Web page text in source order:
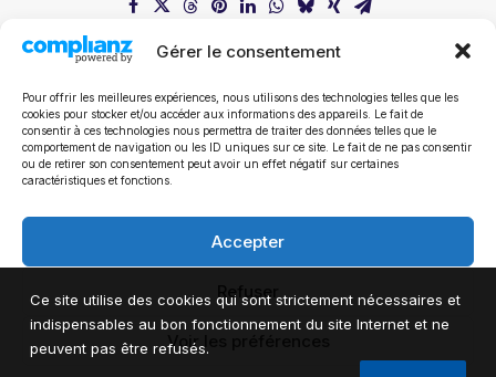
Gérer le consentement
Pour offrir les meilleures expériences, nous utilisons des technologies telles que les
cookies pour stocker et/ou accéder aux informations des appareils. Le fait de
consentir à ces technologies nous permettra de traiter des données telles que le
comportement de navigation ou les ID uniques sur ce site. Le fait de ne pas consentir
ou de retirer son consentement peut avoir un effet négatif sur certaines
caractéristiques et fonctions.
Accepter
Refuser
Voir les préférences
Tous les communiqués de presse
© 2024 Mathieu Michel.Tous droits réservés.
Ce site utilise des cookies qui sont strictement nécessaires et
indispensables au bon fonctionnement du site Internet et ne
peuvent pas être refusés.